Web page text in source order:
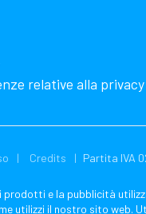
relative alla privacy
Credits Partita IVA
prodotti e la pubblicità
utilizzi il nostro sito web.